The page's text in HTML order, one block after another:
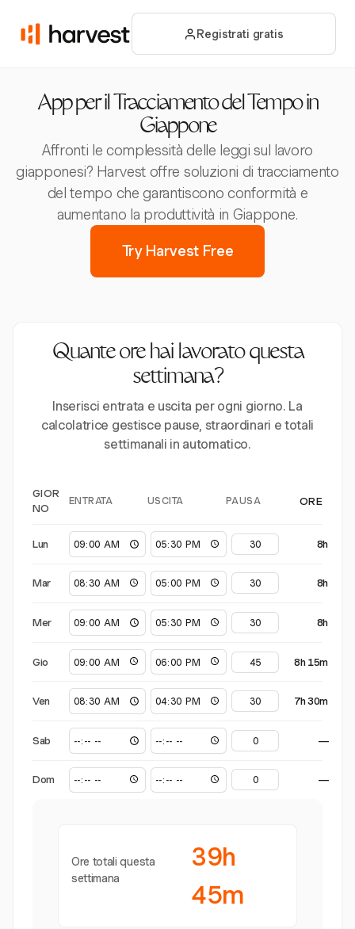
Registrati gratis
App per il Tracciamento del Tempo in
Giappone
Affronti le complessità delle leggi sul lavoro
giapponesi? Harvest offre soluzioni di tracciamento
del tempo che garantiscono conformità e
aumentano la produttività in Giappone.
Try Harvest Free
Quante ore hai lavorato questa
settimana?
Inserisci entrata e uscita per ogni giorno. La
calcolatrice gestisce pause, straordinari e totali
settimanali in automatico.
GIOR
NO
ENTRATA USCITA PAUSA ORE
Lun 8h
Mar 8h
Mer 8h
Gio 8h 15m
Ven 7h 30m
Sab —
Dom —
Ore totali questa
settimana
39h
45m